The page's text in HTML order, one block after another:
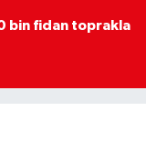
bin fidan toprakla